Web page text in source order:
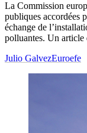
La Commission
publiques accordées
échange de
polluantes. Un article
Julio GalvezEuroefe